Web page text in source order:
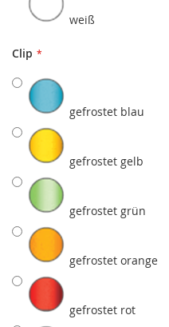
weiß
Clip
gefrostet blau
gefrostet gelb
gefrostet grün
gefrostet orange
gefrostet rot